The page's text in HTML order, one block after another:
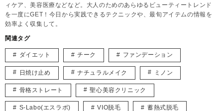
ィケア、美容医療などなど。大人のためのあらゆるビューティートレンド
を一度にGET！今日から実践できるテクニックや、最旬アイテムの情報を
効率よく収集して。
関連タグ
ダイエット チーク ファンデーション
日焼け止め ナチュラルメイク ミノン
骨格ストレート 聖心美容クリニック
S-Labo(エスラボ) VIO脱毛 蓄熱式脱毛